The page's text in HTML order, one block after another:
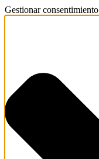
Gestionar consentimiento